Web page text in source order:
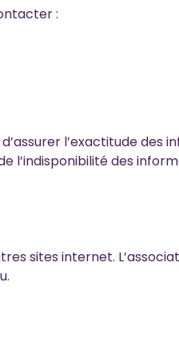
:
l’exactitude
l’indisponibilité des
sites internet.